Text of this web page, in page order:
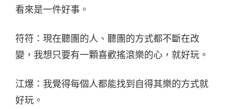
看來是一件好事。
符符：現在聽團的人、聽團的方式都不斷在改
變，我想只要有一顆喜歡搖滾樂的心，就好玩。
江爆：我覺得每個人都能找到自得其樂的方式就
好玩。